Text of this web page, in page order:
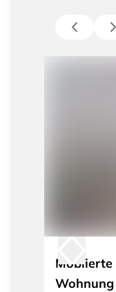
Möblierte